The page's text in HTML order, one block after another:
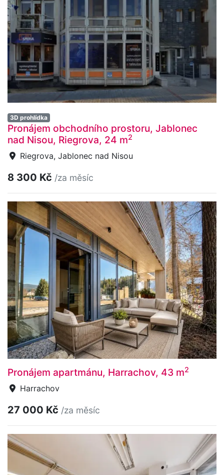
3D prohlídka
Pronájem obchodního prostoru, Jablonec
nad Nisou, Riegrova, 24 m2
Riegrova, Jablonec nad Nisou
8 300 Kč /za měsíc
Pronájem apartmánu, Harrachov, 43 m2
Harrachov
27 000 Kč /za měsíc